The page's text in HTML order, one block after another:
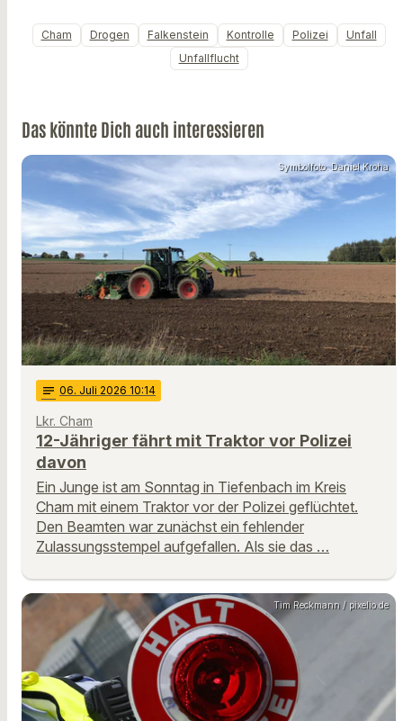
Cham Drogen Falkenstein Kontrolle Polizei
Unfall
Unfallflucht
Das könnte Dich auch interessieren
Symbolfoto: Daniel Kroha
notes 06. Juli 2026 10:14
Lkr. Cham
12-Jähriger fährt mit Traktor vor Polizei
davon
Ein Junge ist am Sonntag in Tiefenbach im Kreis
Cham mit einem Traktor vor der Polizei geflüchtet.
Den Beamten war zunächst ein fehlender
Zulassungsstempel aufgefallen. Als sie das …
Tim Reckmann / pixelio.de